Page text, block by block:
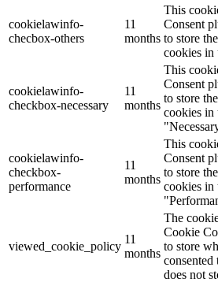
cookielawinfo-
checbox-others
11
months
This
Consent
to store
cookies in
cookielawinfo-
checkbox-necessary
11
months
This
Consent
to store
cookies in
cookielawinfo-
checkbox-
performance
11
months
This
Consent
to store
cookies in
viewed_cookie_policy
11
months
The
Cookie
to store
consented
does not